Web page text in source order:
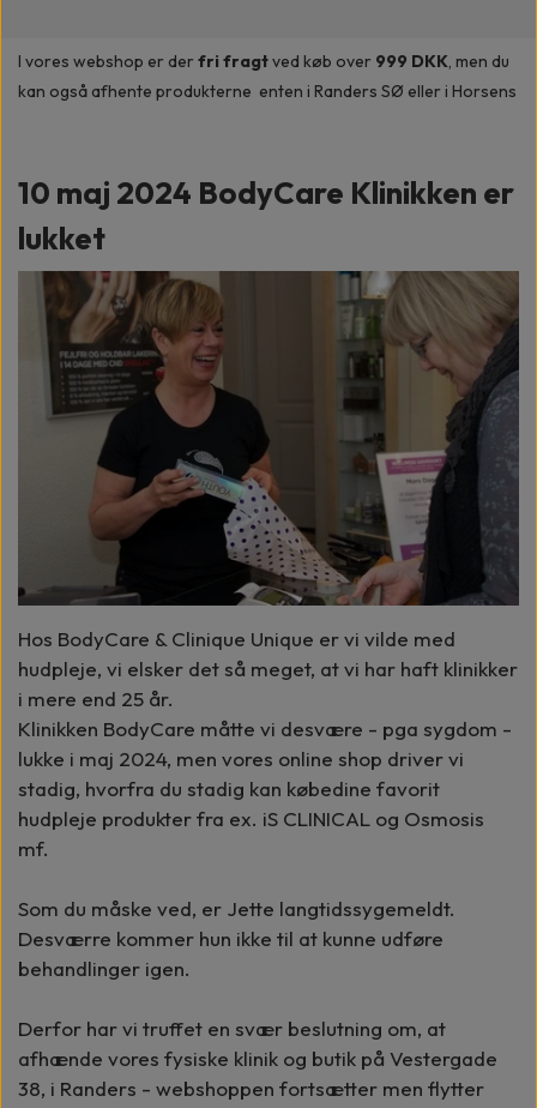
I vores webshop er der fri fragtved køb over 999 DKK, men du
kan også afhente produkterne enten i Randers SØ eller i Horsens
10 maj 2024 BodyCare Klinikken er
lukket
Hos BodyCare & Clinique Unique er vi vilde med
hudpleje, vi elsker det så meget, at vi har haft klinikker
i mere end 25 år.
Klinikken BodyCare måtte vi desvære - pga sygdom -
lukke i maj 2024, men vores online shop driver vi
stadig, hvorfra du stadig kan købedine favorit
hudpleje produkter fra ex. iS CLINICAL og Osmosis
mf.
Som du måske ved, er Jette langtidssygemeldt.
Desværre kommer hun ikke til at kunne udføre
behandlinger igen.
Derfor har vi truffet en svær beslutning om, at
afhænde vores fysiske klinik og butik på Vestergade
38, i Randers - webshoppen fortsætter men flytter